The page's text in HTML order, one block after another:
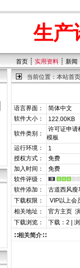
生产
首页 ┊ 实用资料 ┊ 新闻
当前位置： 本站首页
语言界面：
简体中文
软件大小：
122.00KB
软件类别：
许可证申请
模板
运行环境：
1
授权方式：
免费
加入时间：
免费
软件评级：
软件添加：
古道西风瘦
下载权限：
VIP以上会
相关地址：
官方主页
下载浏览：
下载：2 |
∷相关简介∷